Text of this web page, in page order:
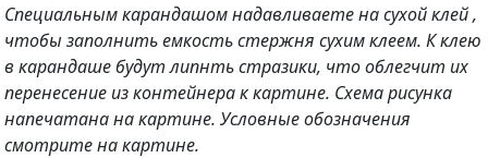
Специальным карандашом надавливаете на сухой клей ,
чтобы заполнить емкость стержня сухим клеем. К клею
в карандаше будут липнть стразики, что облегчит их
перенесение из контейнера к картине. Схема рисунка
напечатана на картине. Условные обозначения
смотрите на картине.